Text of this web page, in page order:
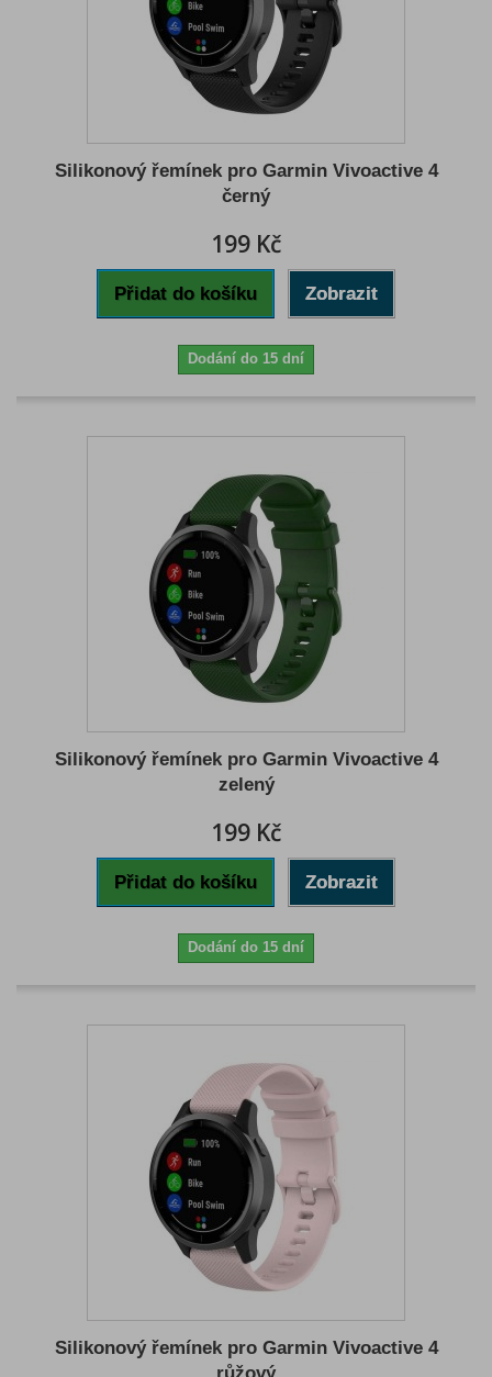
Silikonový řemínek pro Garmin Vivoactive 4
černý
199 Kč
Přidat do košíku Zobrazit
Dodání do 15 dní
Silikonový řemínek pro Garmin Vivoactive 4
zelený
199 Kč
Přidat do košíku Zobrazit
Dodání do 15 dní
Silikonový řemínek pro Garmin Vivoactive 4